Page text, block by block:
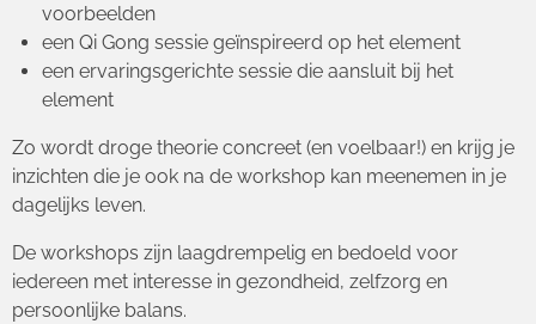
voorbeelden
een Qi Gong sessie geïnspireerd op het element
een ervaringsgerichte sessie die aansluit bij het
element
Zo wordt droge theorie concreet (en voelbaar!) en krijg je
inzichten die je ook na de workshop kan meenemen in je
dagelijks leven.
De workshops zijn laagdrempelig en bedoeld voor
iedereen met interesse in gezondheid, zelfzorg en
persoonlijke balans.